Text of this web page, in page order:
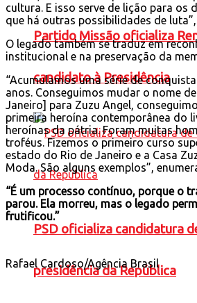
Partido Missão oficializa
candidato à Presidência
PSD oficializa candidatura
presidência da República
cultura. E isso serve de lição para os
que há outras possibilidades de
O legado também se traduz em
institucional e na preservação da
“Acumulamos uma série de
anos. Conseguimos mudar o nome
Janeiro] para Zuzu Angel,
primeira heroína contemporânea do
heroínas da pátria. Foram muitas
troféus. Fizemos o primeiro curso
estado do Rio de Janeiro e a Casa
Moda. São alguns exemplos”,
“É um processo contínuo, porque o
parou. Ela morreu, mas o legado
frutificou.”
Rafael Cardoso/Agência Brasil